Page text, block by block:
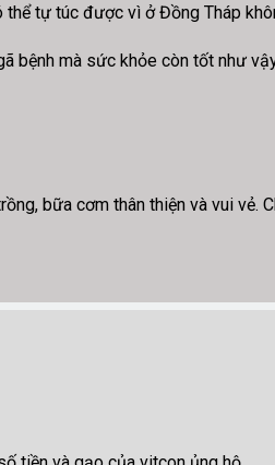
tự túc được vì ở Đồng Tháp
bệnh mà sức khỏe còn tốt như
bữa cơm thân thiện và vui vẻ.